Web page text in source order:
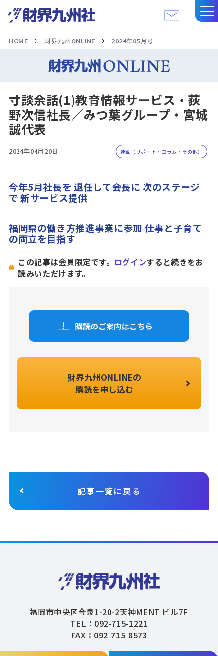
HOME 財界九州ONLINE 2024年05月号
寸談余話(1)教育情報サービス・荻
野次信社長／みつ葉グループ・宮城
誠代表
2024年04月20日 連載（リポート・コラム・その他）
今年5月社長を 退任して会長に 次のステージ
で 新サービス提供
福岡県の働き方推進事業に参加 仕事と子育て
の両立を目指す
この記事は会員限定です。 ログインすると続きをお
読みいただけます。
購読のご案内はこちら
財界九州ONLINEの
購読を申し込む
記事一覧に戻る
福岡市中央区今泉1-20-2天神MENT ビル7F
TEL：092-715-1221
FAX：092-715-8573